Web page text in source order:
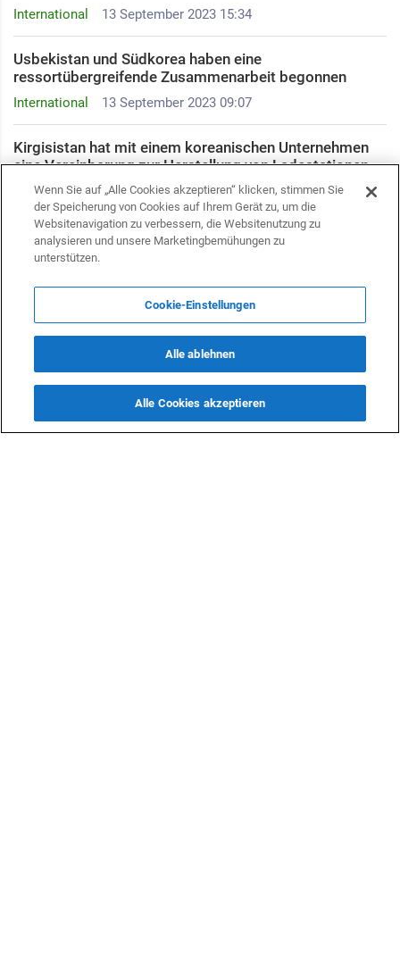
International 13 September 2023 15:34
International 13 September 2023 09:07
Usbekistan und Südkorea haben eine
ressortübergreifende Zusammenarbeit begonnen
Wirtschaft 10 September 2023 09:37
Kirgisistan hat mit einem koreanischen Unternehmen
eine Vereinbarung zur Herstellung von Ladestationen
unterzeichnet
Südkorea hält die Beziehungen zu Russland für wichtig
Halbinsel
27 August 2023 14:32
Südkorea fordert einen engen Austausch nuklearer
Daten mit Japan und den USA
Wenn Sie auf „Alle Cookies akzeptieren“ klicken, stimmen Sie
der Speicherung von Cookies auf Ihrem Gerät zu, um die
Websitenavigation zu verbessern, die Websitenutzung zu
analysieren und unsere Marketingbemühungen zu
unterstützen.
Cookie-Einstellungen
Alle ablehnen
Alle Cookies akzeptieren